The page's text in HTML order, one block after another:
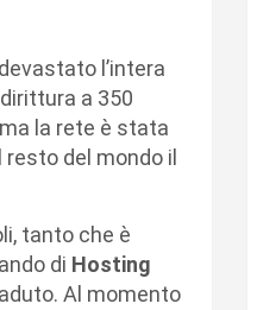
l’intera
a 350
la rete è stata
del mondo il
tanto che è
di Hosting
Al momento